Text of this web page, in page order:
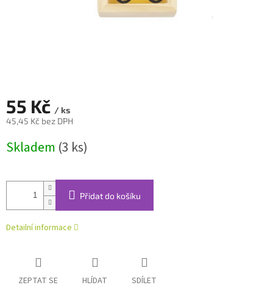
55 Kč / ks
45,45 Kč bez DPH
cena:
Skladem (3 ks)
Přidat do košíku
Detailní informace
ZEPTAT SE HLÍDAT SDÍLET